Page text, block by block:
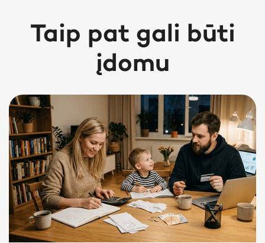
Taip pat gali būti
įdomu